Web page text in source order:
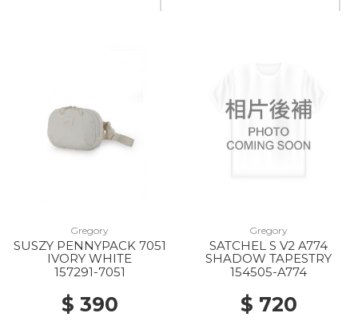
Gregory
SUSZY PENNYPACK 7051
IVORY WHITE
157291-7051
$ 390
Gregory
SATCHEL S V2 A774
SHADOW TAPESTRY
154505-A774
$ 720